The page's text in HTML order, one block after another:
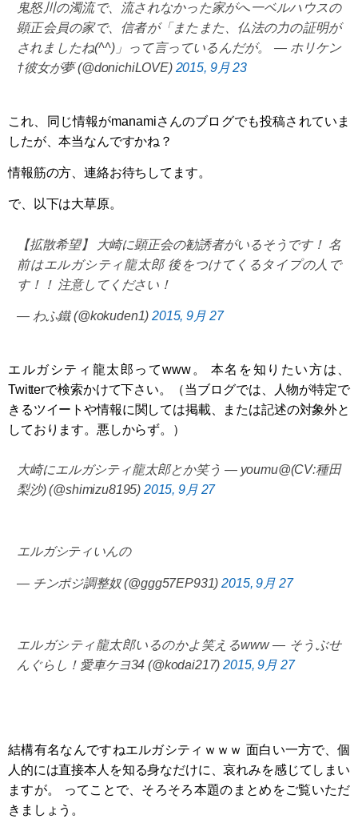
鬼怒川の濁流で、流されなかった家がへ一ベルハウスの
顕正会員の家で、信者が「またまた、仏法の力の証明が
されましたね(^^)」って言っているんだが。 — ホリケン
†彼女が夢 (@donichiLOVE) 2015, 9月 23
これ、同じ情報がmanamiさんのブログでも投稿されていま
したが、本当なんですかね？
情報筋の方、連絡お待ちしてます。
で、以下は大草原。
【拡散希望】 大崎に顕正会の勧誘者がいるそうです！ 名
前はエルガシティ龍太郎 後をつけてくるタイプの人で
す！！ 注意してください！
— わふ鐵 (@kokuden1)2015, 9月 27
エルガシティ龍太郎ってwww。 本名を知りたい方は、
Twitterで検索かけて下さい。（当ブログでは、人物が特定で
きるツイートや情報に関しては掲載、または記述の対象外と
しております。悪しからず。）
大崎にエルガシティ龍太郎とか笑う — youmu@(CV:種田
梨沙) (@shimizu8195) 2015, 9月 27
エルガシティいんの
— チンポジ調整奴 (@ggg57EP931)2015, 9月 27
エルガシティ龍太郎いるのかよ笑えるwww — そうぶせ
んぐらし！愛車ケヨ34 (@kodai217)2015, 9月 27
結構有名なんですねエルガシティｗｗｗ 面白い一方で、個
人的には直接本人を知る身なだけに、哀れみを感じてしまい
ますが。 ってことで、そろそろ本題のまとめをご覧いただ
きましょう。